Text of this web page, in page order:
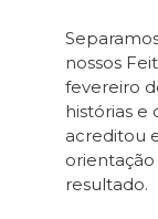
nossos
fevereiro
histórias e
acreditou
resultado.